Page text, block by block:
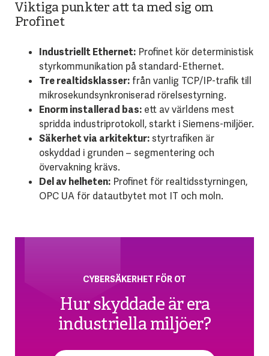
Viktiga punkter att ta med sig om
Profinet
Industriellt Ethernet:Profinet kör deterministisk
styrkommunikation på standard-Ethernet.
Tre realtidsklasser:från vanlig TCP/IP-trafik till
mikrosekundsynkroniserad rörelsestyrning.
Enorm installerad bas:ett av världens mest
spridda industriprotokoll, starkt i Siemens-miljöer.
Säkerhet via arkitektur:styrtrafiken är
oskyddad i grunden – segmentering och
övervakning krävs.
Del av helheten:Profinet för realtidsstyrningen,
OPC UA för datautbytet mot IT och moln.
CYBERSÄKERHET FÖR OT
Hur skyddade är era
industriella miljöer?